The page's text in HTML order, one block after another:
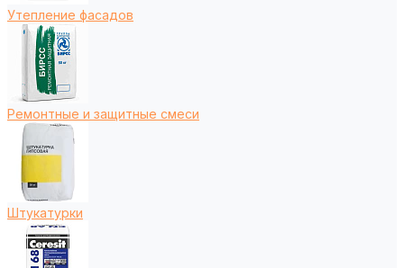
Утепление фасадов
Ремонтные и защитные смеси
Штукатурки